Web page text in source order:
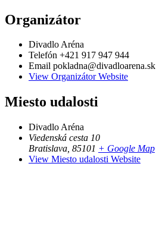
Organizátor
Divadlo Aréna
Telefón +421 917 947 944
Email pokladna@divadloarena.sk
View Organizátor Website
Miesto udalosti
Divadlo Aréna
Viedenská cesta 10
Bratislava 85101 + Google Map
View Miesto udalosti Website